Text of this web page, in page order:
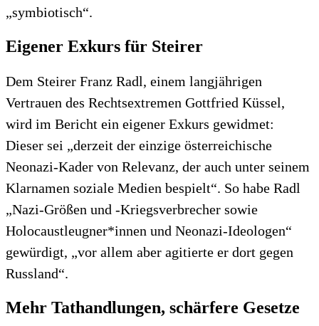
„symbiotisch“.
Eigener Exkurs für Steirer
Dem Steirer Franz Radl, einem langjährigen
Vertrauen des Rechtsextremen Gottfried Küssel,
wird im Bericht ein eigener Exkurs gewidmet:
Dieser sei „derzeit der einzige österreichische
Neonazi-Kader von Relevanz, der auch unter seinem
Klarnamen soziale Medien bespielt“. So habe Radl
„Nazi-Größen und -Kriegsverbrecher sowie
Holocaustleugner*innen und Neonazi-Ideologen“
gewürdigt, „vor allem aber agitierte er dort gegen
Russland“.
Mehr Tathandlungen, schärfere Gesetze